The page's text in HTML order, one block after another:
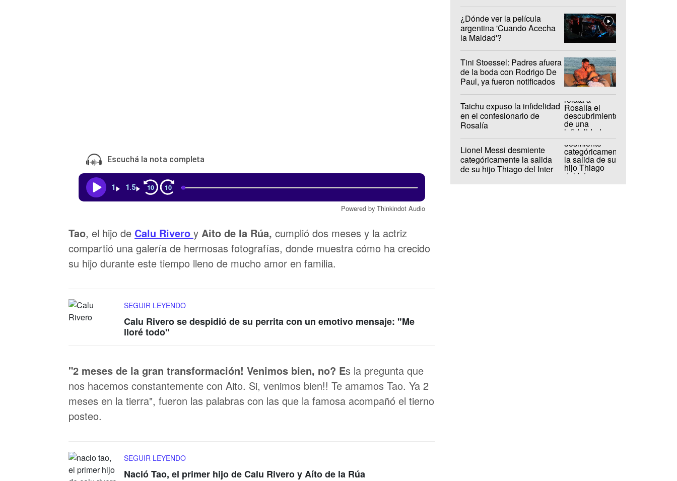
Escuchá la nota completa
1 1.5 10 10
Powered by Thinkindot Audio
Tao, el hijo de Calu Rivero y Aito de la Rúa, cumplió dos meses y la actriz
compartió una galería de hermosas fotografías, donde muestra cómo ha crecido
su hijo durante este tiempo lleno de mucho amor en familia.
SEGUIR LEYENDO
Calu Rivero se despidió de su perrita con un emotivo mensaje: "Me
lloré todo"
"2 meses de la gran transformación! Venimos bien, no? Es la pregunta que
nos hacemos constantemente con Aito. Si, venimos bien!! Te amamos Tao. Ya 2
meses en la tierra", fueron las palabras con las que la famosa acompañó el tierno
posteo.
SEGUIR LEYENDO
Nació Tao, el primer hijo de Calu Rivero y Aíto de la Rúa
¿Dónde ver la película
argentina 'Cuando Acecha
la Maldad'?
Tini Stoessel: Padres afuera
de la boda con Rodrigo De
Paul, ya fueron notificados
Taichu expuso la infidelidad
en el confesionario de
Rosalía
Lionel Messi desmiente
categóricamente la salida
de su hijo Thiago del Inter